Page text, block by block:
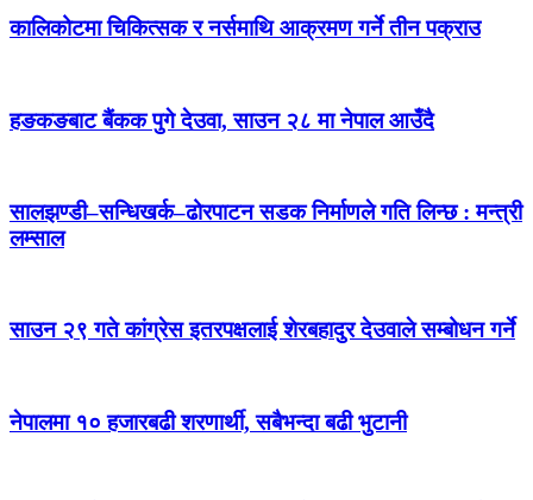
कालिकोटमा चिकित्सक र नर्समाथि आक्रमण गर्ने तीन पक्राउ
हङकङबाट बैंकक पुगे देउवा, साउन २८ मा नेपाल आउँदै
सालझण्डी–सन्धिखर्क–ढोरपाटन सडक निर्माणले गति लिन्छ : मन्त्री
लम्साल
साउन २९ गते कांग्रेस इतरपक्षलाई शेरबहादुर देउवाले सम्बोधन गर्ने
नेपालमा १० हजारबढी शरणार्थी, सबैभन्दा बढी भुटानी